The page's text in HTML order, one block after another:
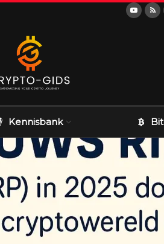
Kennisbank